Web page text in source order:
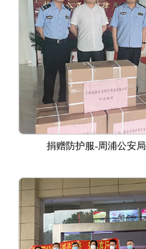
捐赠防护服-周浦公安局